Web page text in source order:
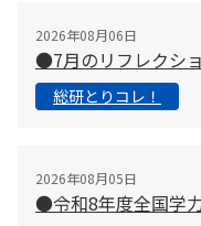
2026年08月06日
●7月のリフレクシ
総研とりコレ！
2026年08月05日
●令和8年度全国学